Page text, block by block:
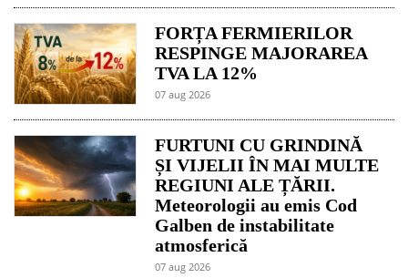
FORȚA FERMIERILOR
RESPINGE MAJORAREA
TVA LA 12%
07 aug 2026
FURTUNI CU GRINDINĂ
ȘI VIJELII ÎN MAI MULTE
REGIUNI ALE ȚĂRII.
Meteorologii au emis Cod
Galben de instabilitate
atmosferică
07 aug 2026